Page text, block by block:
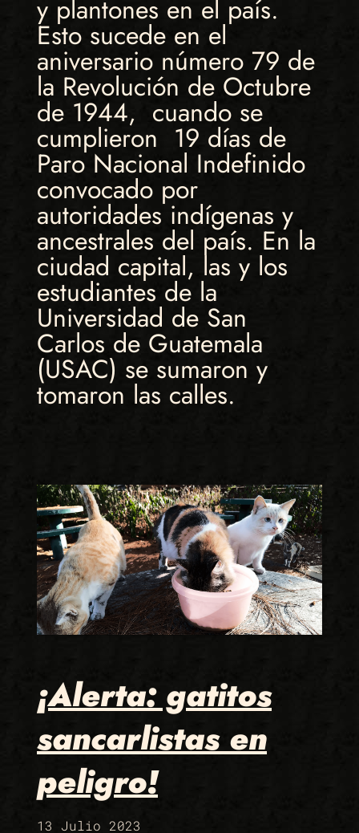
y plantones en el país.
Esto sucede en el
aniversario número 79 de
la Revolución de Octubre
de 1944, cuando se
cumplieron 19 días de
Paro Nacional Indefinido
convocado por
autoridades indígenas y
ancestrales del país. En la
ciudad capital, las y los
estudiantes de la
Universidad de San
Carlos de Guatemala
(USAC) se sumaron y
tomaron las calles.
¡Alerta: gatitos
sancarlistas en
peligro!
13 Julio 2023